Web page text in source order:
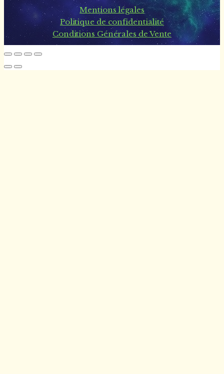
Mentions légales
Politique de confidentialité
Conditions Générales de Vente